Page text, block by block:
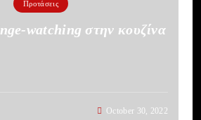
Προτάσεις
watching στην κουζίνα
October 30, 2022